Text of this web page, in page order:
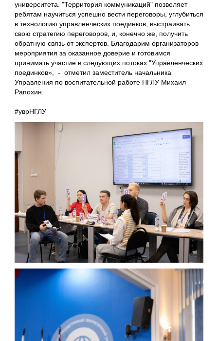
университета. "Территория коммуникаций" позволяет
ребятам научиться успешно вести переговоры, углубиться
в технологию управленческих поединков, выстраивать
свою стратегию переговоров, и, конечно же, получить
обратную связь от экспертов. Благодарим организаторов
мероприятия за оказанное доверие и готовимся
принимать участие в следующих потоках "Управленческих
поединков», - отметил заместитель начальника
Управления по воспитательной работе НГЛУ Михаил
Рапохин.
#уврНГЛУ